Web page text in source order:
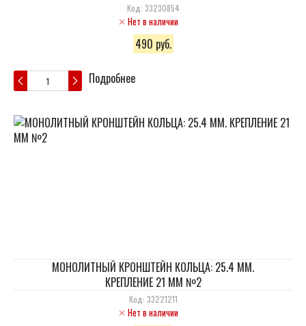
Код: 33230854
Нет в наличии
490 руб.
Подробнее
МОНОЛИТНЫЙ КРОНШТЕЙН КОЛЬЦА: 25.4 ММ.
КРЕПЛЕНИЕ 21 ММ №2
Код: 33221211
Нет в наличии